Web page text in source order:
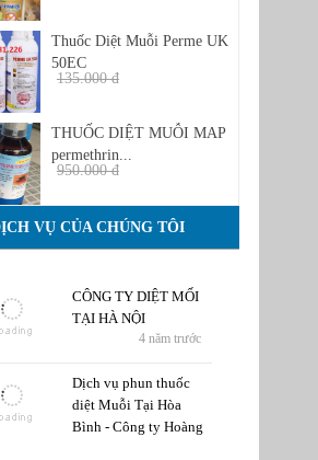
Thuốc Diệt Muỗi Perme UK
50EC
135.000 đ
THUỐC DIỆT MUỖI MAP
permethrin...
950.000 đ
VỤ CỦA CHÚNG TÔI
CÔNG TY DIỆT MỐI
TẠI HÀ NỘI
4 năm trước
Dịch vụ phun thuốc
diệt Muỗi Tại Hòa
Bình - Công ty Hoàng